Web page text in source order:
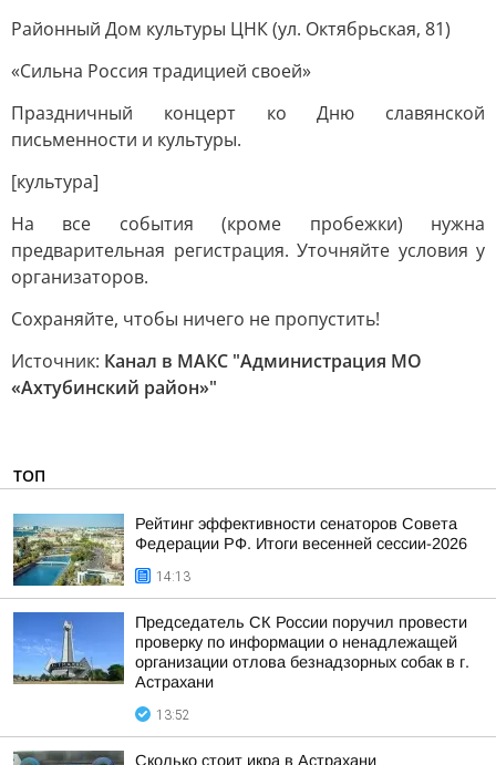
Районный Дом культуры ЦНК (ул. Октябрьская, 81)
«Сильна Россия традицией своей»
Праздничный концерт ко Дню славянской
письменности и культуры.
[культура]
На все события (кроме пробежки) нужна
предварительная регистрация. Уточняйте условия у
организаторов.
Сохраняйте, чтобы ничего не пропустить!
Источник: Канал в МАКС "Администрация МО
«Ахтубинский район»"
ТОП
Рейтинг эффективности сенаторов Совета
Федерации РФ. Итоги весенней сессии-2026
14:13
Председатель СК России поручил провести
проверку по информации о ненадлежащей
организации отлова безнадзорных собак в г.
Астрахани
13:52
Сколько стоит икра в Астрахани